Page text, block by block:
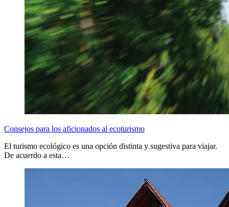
Consejos para los aficionados al ecoturismo
El turismo ecológico es una opción distinta y sugestiva para viajar.
De acuerdo a esta…